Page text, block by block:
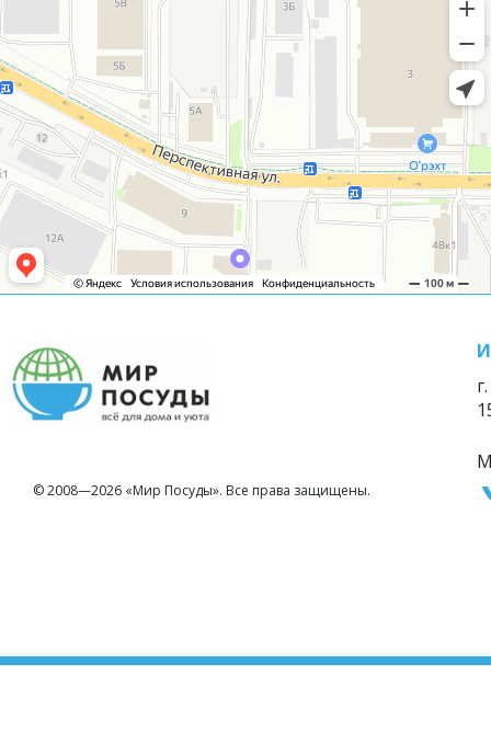
© 2008—2026 «Мир Посуды». Все права защищены.